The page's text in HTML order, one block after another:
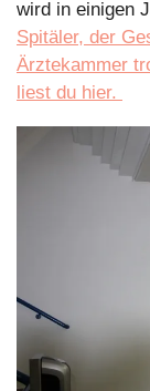
wird in einigen
Spitäler, der
Ärztekammer
liest du hier.